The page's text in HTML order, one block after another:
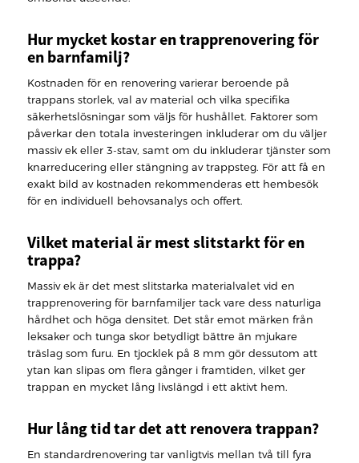
Hur mycket kostar en trapprenovering för
en barnfamilj?
Kostnaden för en renovering varierar beroende på
trappans storlek, val av material och vilka specifika
säkerhetslösningar som väljs för hushållet. Faktorer som
påverkar den totala investeringen inkluderar om du väljer
massiv ek eller 3-stav, samt om du inkluderar tjänster som
knarreducering eller stängning av trappsteg. För att få en
exakt bild av kostnaden rekommenderas ett hembesök
för en individuell behovsanalys och offert.
Vilket material är mest slitstarkt för en
trappa?
Massiv ek är det mest slitstarka materialvalet vid en
trapprenovering för barnfamiljer tack vare dess naturliga
hårdhet och höga densitet. Det står emot märken från
leksaker och tunga skor betydligt bättre än mjukare
träslag som furu. En tjocklek på 8 mm gör dessutom att
ytan kan slipas om flera gånger i framtiden, vilket ger
trappan en mycket lång livslängd i ett aktivt hem.
Hur lång tid tar det att renovera trappan?
En standardrenovering tar vanligtvis mellan två till fyra